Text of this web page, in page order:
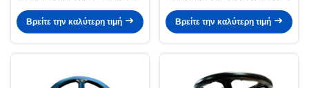
ενεργοποιητής
Βρείτε την καλύτερη τιμή
Βρείτε την καλύτερη τιμή